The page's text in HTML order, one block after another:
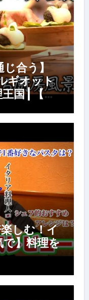
じ合う】
ギオット
国 | 【厨
しむ！イ
で】料理を